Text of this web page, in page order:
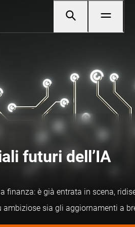
futuri dell’IA
finanza: è già entrata in scena,
ambiziose sia gli aggiornamenti a